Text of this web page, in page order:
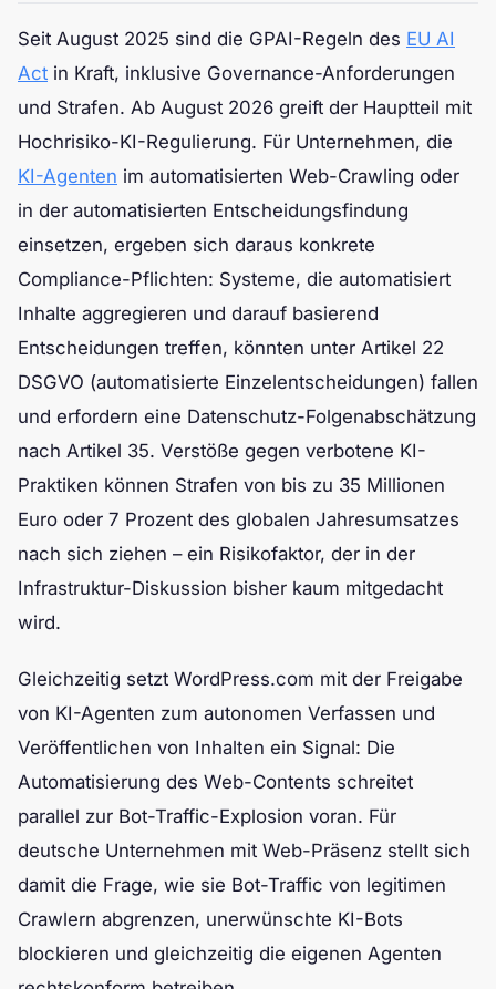
Seit August 2025 sind die GPAI-Regeln des EU AI
Act in Kraft, inklusive Governance-Anforderungen
und Strafen. Ab August 2026 greift der Hauptteil mit
Hochrisiko-KI-Regulierung. Für Unternehmen, die
KI-Agenten im automatisierten Web-Crawling oder
in der automatisierten Entscheidungsfindung
einsetzen, ergeben sich daraus konkrete
Compliance-Pflichten: Systeme, die automatisiert
Inhalte aggregieren und darauf basierend
Entscheidungen treffen, könnten unter Artikel 22
DSGVO (automatisierte Einzelentscheidungen) fallen
und erfordern eine Datenschutz-Folgenabschätzung
nach Artikel 35. Verstöße gegen verbotene KI-
Praktiken können Strafen von bis zu 35 Millionen
Euro oder 7 Prozent des globalen Jahresumsatzes
nach sich ziehen – ein Risikofaktor, der in der
Infrastruktur-Diskussion bisher kaum mitgedacht
wird.
Gleichzeitig setzt WordPress.com mit der Freigabe
von KI-Agenten zum autonomen Verfassen und
Veröffentlichen von Inhalten ein Signal: Die
Automatisierung des Web-Contents schreitet
parallel zur Bot-Traffic-Explosion voran. Für
deutsche Unternehmen mit Web-Präsenz stellt sich
damit die Frage, wie sie Bot-Traffic von legitimen
Crawlern abgrenzen, unerwünschte KI-Bots
blockieren und gleichzeitig die eigenen Agenten